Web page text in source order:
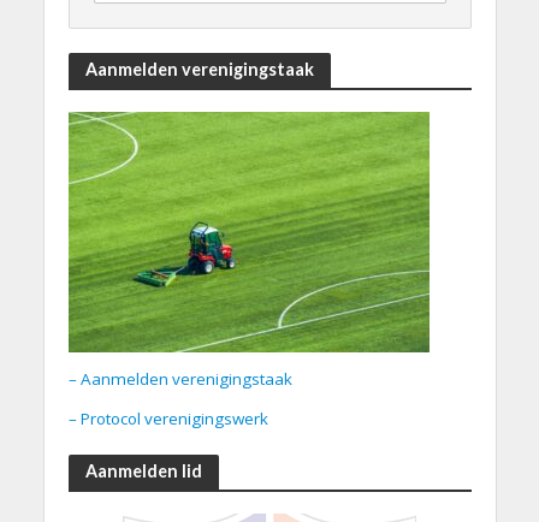
Aanmelden verenigingstaak
– Aanmelden verenigingstaak
– Protocol verenigingswerk
Aanmelden lid